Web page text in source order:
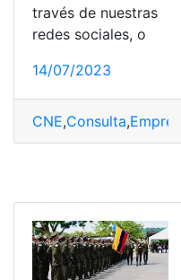
través de nuestras
redes sociales, o
14/07/2023
CNE,Consulta,Empresa